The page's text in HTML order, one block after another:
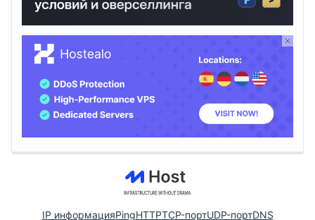
IP информацияPingHTTPTCP-портUDP-портDNS